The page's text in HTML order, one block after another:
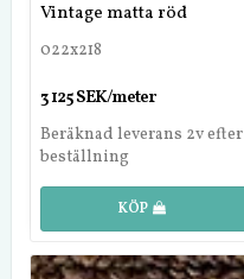
Vintage matta röd
022x218
3 125 SEK/meter
Beräknad leverans 2v efter
beställning
KÖP